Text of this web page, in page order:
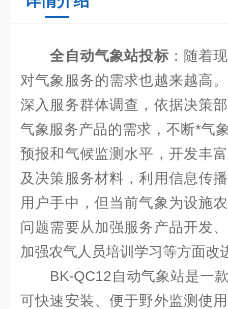
全自动气象站投标：随着
对气象服务的需求也越来越高
深入服务群体调查，依据决策
气象服务产品的需求，不断*气
预报和气候监测水平，开发丰
及决策服务材料，利用信息传
用户手中，但当前气象为设施
问题需要从加强服务产品开发
加强农气人员培训学习等方面改
BK-QC12自动气象站是一款
可快速安装、便于野外监测使